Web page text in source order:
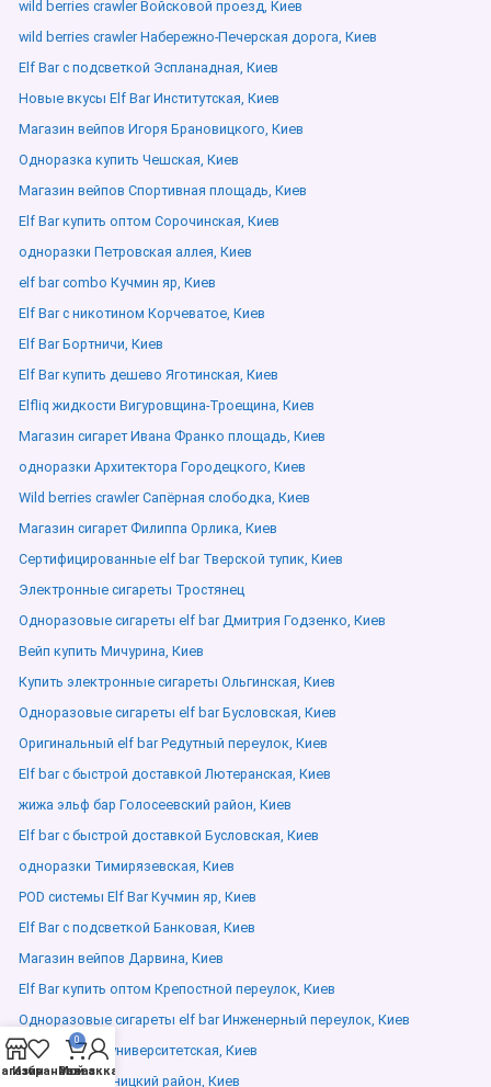
wild berries crawler Войсковой проезд, Киев
wild berries crawler Набережно-Печерская дорога, Киев
Elf Bar с подсветкой Эспланадная, Киев
Новые вкусы Elf Bar Институтская, Киев
Магазин вейпов Игоря Брановицкого, Киев
Одноразка купить Чешская, Киев
Магазин вейпов Спортивная площадь, Киев
Elf Bar купить оптом Сорочинская, Киев
одноразки Петровская аллея, Киев
elf bar combo Кучмин яр, Киев
Elf Bar с никотином Корчеватое, Киев
Elf Bar Бортничи, Киев
Elf Bar купить дешево Яготинская, Киев
Elfliq жидкости Вигуровщина-Троещина, Киев
Магазин сигарет Ивана Франко площадь, Киев
одноразки Архитектора Городецкого, Киев
Wild berries crawler Сапёрная слободка, Киев
Магазин сигарет Филиппа Орлика, Киев
Сертифицированные elf bar Тверской тупик, Киев
Электронные сигареты Тростянец
Одноразовые сигареты elf bar Дмитрия Годзенко, Киев
Вейп купить Мичурина, Киев
Купить электронные сигареты Ольгинская, Киев
Одноразовые сигареты elf bar Бусловская, Киев
Оригинальный elf bar Редутный переулок, Киев
Elf bar с быстрой доставкой Лютеранская, Киев
жижа эльф бар Голосеевский район, Киев
Elf bar с быстрой доставкой Бусловская, Киев
одноразки Тимирязевская, Киев
POD системы Elf Bar Кучмин яр, Киев
Elf Bar с подсветкой Банковая, Киев
Магазин вейпов Дарвина, Киев
Elf Bar купить оптом Крепостной переулок, Киев
Одноразовые сигареты elf bar Инженерный переулок, Киев
Вейпы Круглоуниверситетская, Киев
elfliq 30ml Дарницкий район, Киев
Избранное
0
Заказ
Мой аккаунт